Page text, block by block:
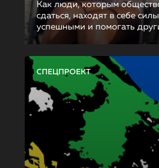
Как люди, которым
сдаться, находят в себе
успешными и помогать
СПЕЦПРОЕКТ